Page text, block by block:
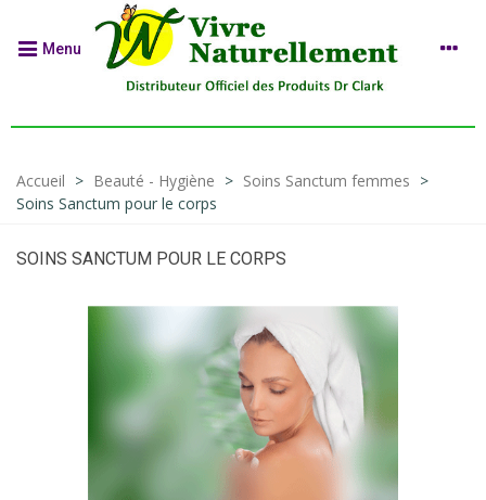
Menu
Accueil > Beauté - Hygiène > Soins Sanctum femmes >
Soins Sanctum pour le corps
SOINS SANCTUM POUR LE CORPS